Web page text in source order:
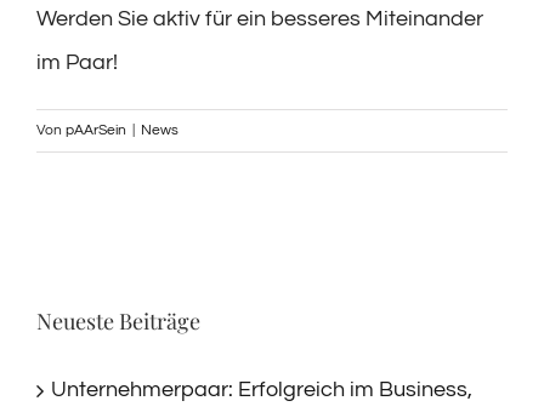
Werden Sie aktiv für ein besseres Miteinander
im Paar!
Von pAArSein News
Neueste Beiträge
Unternehmerpaar: Erfolgreich im Business,